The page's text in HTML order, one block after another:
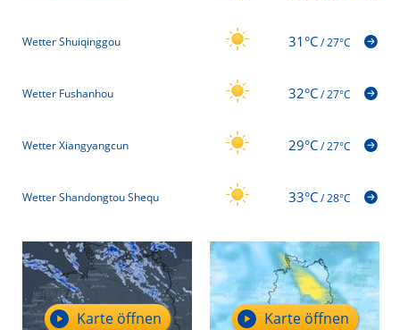
Wetter Shuiqinggou 31°C/27°C
Wetter Fushanhou 32°C/27°C
Wetter Xiangyangcun 29°C/27°C
Wetter Shandongtou Shequ 33°C/28°C
Karte öffnen Karte öffnen